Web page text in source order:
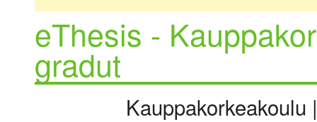
eThesis -
gradut